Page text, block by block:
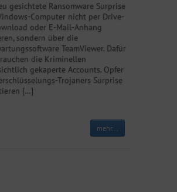
gesichtete Ransomware Surprise
Computer nicht per Drive-
oder E-Mail-Anhang
sondern über die
TeamViewer. Dafür
die Kriminellen
gekaperte Accounts. Opfer
Trojaners Surprise
[…]
mehr...